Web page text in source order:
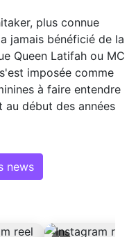
plus connue
jamais bénéficié de la
Queen Latifah ou MC
imposée comme
à faire entendre
au début des années
news